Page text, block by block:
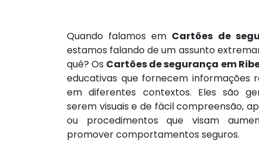
Quando falamos em Cartões de
estamos falando de um assunto
quê? Os Cartões de segurança em
educativas que fornecem informações
em diferentes contextos. Eles são
serem visuais e de fácil compreensão,
ou procedimentos que visam
promover comportamentos seguros.